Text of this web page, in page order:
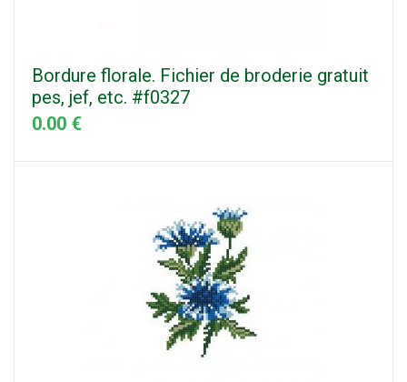
Bordure florale. Fichier de broderie gratuit
pes, jef, etc. #f0327
0.00 €